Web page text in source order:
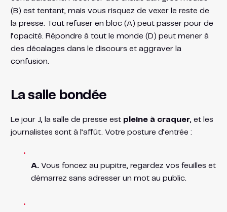
(B) est tentant, mais vous risquez de vexer le reste de
la presse. Tout refuser en bloc (A) peut passer pour de
l’opacité. Répondre à tout le monde (D) peut mener à
des décalages dans le discours et aggraver la
confusion.
La salle bondée
Le jour J, la salle de presse est pleine à craquer, et les
journalistes sont à l’affût. Votre posture d’entrée :
A.Vous foncez au pupitre, regardez vos feuilles et
démarrez sans adresser un mot au public.